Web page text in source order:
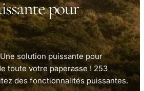
pour
solution puissante pour
toute votre paperasse ! 253
des fonctionnalités puissantes.